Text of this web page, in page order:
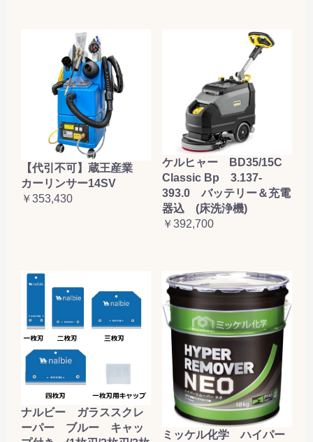
【代引不可】蔵王産業
カーリンサー14SV
￥353,430
ケルヒャー BD35/15C
Classic Bp 3.137-
393.0 バッテリー＆充電
器込 (床洗浄機)
￥392,700
ナルビー ガラススクレ
ーパー ブルー キャッ
ミッケル化学 ハイパー